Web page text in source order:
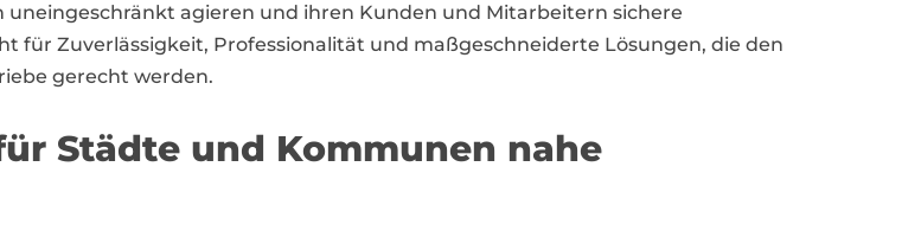
agieren und ihren Kunden und Mitarbeitern sichere
Zuverlässigkeit, Professionalität und maßgeschneiderte Lösungen, die den
gerecht werden.
Städte und Kommunen nahe